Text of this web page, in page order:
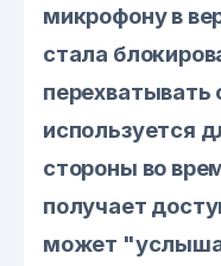
микрофону в
стала
используется
стороны во
получает
может